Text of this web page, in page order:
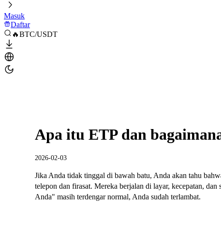
Masuk
Daftar
🔥BTC/USDT
Apa itu ETP dan
2026-02-03
Jika Anda tidak tinggal di bawah batu, Anda akan tahu
telepon dan firasat. Mereka berjalan di layar, kecepatan,
Anda" masih terdengar normal, Anda sudah terlambat.